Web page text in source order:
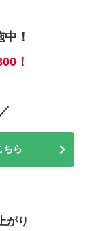
！
！
／
ちら
がり